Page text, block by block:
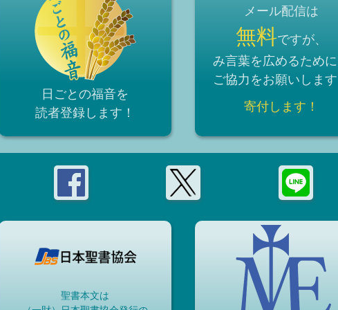
日ごとの福音を
読者登録 します！
メール配信は
無料ですが、
み言葉を広めるため
ご協力をお願いしま
寄付します！
聖書本文は